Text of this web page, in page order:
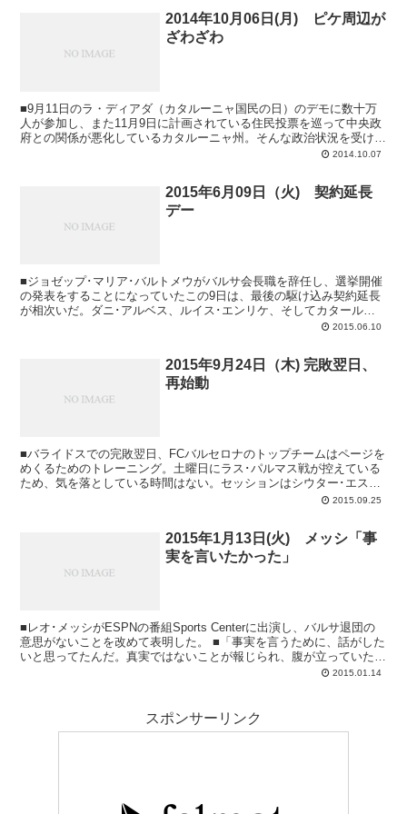
2014年10月06日(月) ピケ周辺が
ざわざわ
■9月11日のラ・ディアダ（カタルーニャ国民の日）のデモに数十万
人が参加し、また11月9日に計画されている住民投票を巡って中央政
府との関係が悪化しているカタルーニャ州。そんな政治状況を受け、
2014.10.07
2015年6月09日（火) 契約延長
デー
■ジョゼップ･マリア･バルトメウがバルサ会長職を辞任し、選挙開催
の発表をすることになっていたこの9日は、最後の駆け込み契約延長
が相次いだ。ダニ･アルベス、ルイス･エンリケ、そしてカタール航
2015.06.10
2015年9月24日（木) 完敗翌日、
再始動
■バライドスでの完敗翌日、FCバルセロナのトップチームはページを
めくるためのトレーニング。土曜日にラス･パルマス戦が控えている
ため、気を落としている時間はない。セッションはシウター･エスポ
2015.09.25
2015年1月13日(火) メッシ「事
実を言いたかった」
■レオ･メッシがESPNの番組Sports Centerに出演し、バルサ退団の
意思がないことを改めて表明した。 ■「事実を言うために、話がした
いと思ってたんだ。真実ではないことが報じられ、腹が立っていたか
2015.01.14
スポンサーリンク